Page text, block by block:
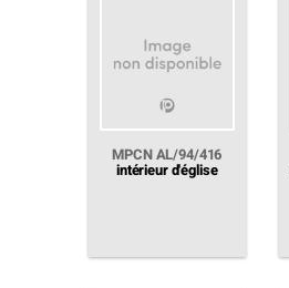
MPCN AL/94/416
intérieur d'église